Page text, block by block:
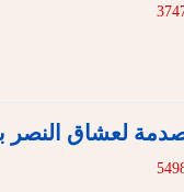
لعشاق النصر